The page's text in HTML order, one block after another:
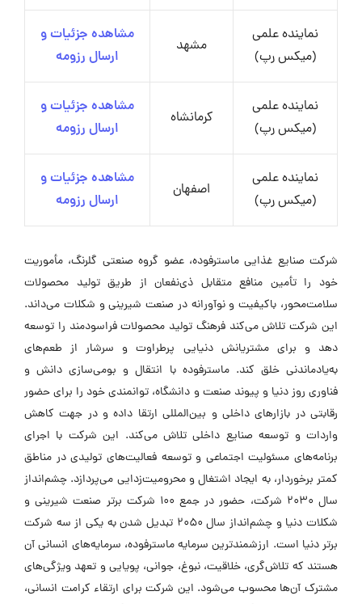
نماینده علمی
(میکس رپ)
مشهد
مشاهده جزئیات و
ارسال رزومه
نماینده علمی
(میکس رپ)
کرمانشاه
مشاهده جزئیات و
ارسال رزومه
نماینده علمی
(میکس رپ)
اصفهان
مشاهده جزئیات و
ارسال رزومه
شرکت صنایع غذایی ماسترفوده، عضو گروه صنعتی گلرنگ، مأموریت
خود را تأمین منافع متقابل ذی‌نفعان از طریق تولید محصولات
سلامت‌محور، باکیفیت و نوآورانه در صنعت شیرینی و شکلات می‌داند.
این شرکت تلاش می‌کند فرهنگ تولید محصولات فراسودمند را توسعه
دهد و برای مشتریانش دنیایی پرطراوت و سرشار از طعم‌های
به‌یادماندنی خلق کند. ماسترفوده با انتقال و بومی‌سازی دانش و
فناوری روز دنیا و پیوند صنعت و دانشگاه، توانمندی خود را برای حضور
رقابتی در بازارهای داخلی و بین‌المللی ارتقا داده و در جهت کاهش
واردات و توسعه صنایع داخلی تلاش می‌کند. این شرکت با اجرای
برنامه‌های مسئولیت اجتماعی و توسعه فعالیت‌های تولیدی در مناطق
کمتر برخوردار، به ایجاد اشتغال و محرومیت‌زدایی می‌پردازد. چشم‌انداز
سال 2030 شرکت، حضور در جمع 100 شرکت برتر صنعت شیرینی و
شکلات دنیا و چشم‌انداز سال 2050 تبدیل شدن به یکی از سه شرکت
برتر دنیا است. ارزشمندترین سرمایه ماسترفوده، سرمایه‌های انسانی آن
هستند که تلاش‌گری، خلاقیت، نبوغ، جوانی، پویایی و تعهد ویژگی‌های
مشترک آن‌ها محسوب می‌شود. این شرکت برای ارتقاء کرامت انسانی،